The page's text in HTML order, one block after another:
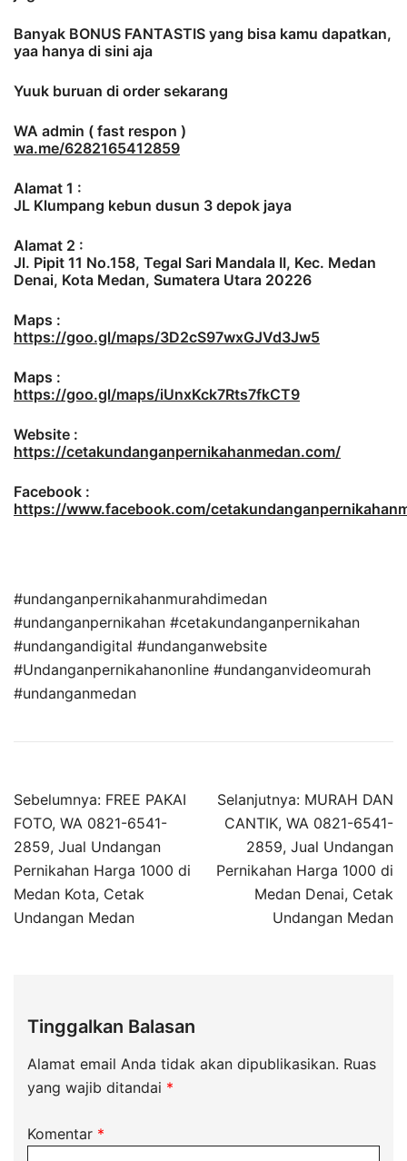
Banyak BONUS FANTASTIS yang bisa kamu dapatkan,
yaa hanya di sini aja
Yuuk buruan di order sekarang
WA admin ( fast respon )
wa.me/6282165412859
Alamat 1 :
JL Klumpang kebun dusun 3 depok jaya
Alamat 2 :
Jl. Pipit 11 No.158, Tegal Sari Mandala II, Kec. Medan
Denai, Kota Medan, Sumatera Utara 20226
Maps :
https://goo.gl/maps/3D2cS97wxGJVd3Jw5
Maps :
https://goo.gl/maps/iUnxKck7Rts7fkCT9
Website :
https://cetakundanganpernikahanmedan.com/
Facebook :
https://www.facebook.com/
#undanganpernikahanmurahdimedan
#undanganpernikahan #cetakundanganpernikahan
#undangandigital #undanganwebsite
#Undanganpernikahanonline #undanganvideomurah
#undanganmedan
Sebelumnya: FREE PAKAI
FOTO, WA 0821-6541-
2859, Jual Undangan
Pernikahan Harga 1000 di
Medan Kota, Cetak
Undangan Medan
Selanjutnya: MURAH DAN
CANTIK, WA 0821-6541-
2859, Jual Undangan
Pernikahan Harga 1000 di
Medan Denai, Cetak
Undangan Medan
Tinggalkan Balasan
Alamat email Anda tidak akan dipublikasikan. Ruas
yang wajib ditandai *
Komentar *